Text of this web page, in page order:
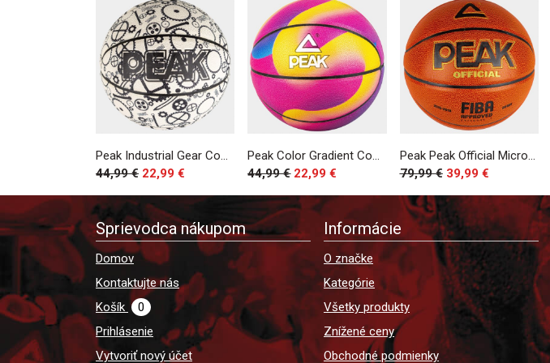
Peak Industrial Gear Composite Indoor/Outdoor Basketball Sz. 7 White/Black
44,99 € 22,99 €
Peak Color Gradient Composite Indoor/Outdoor Basketball Sz. 7 Rose
44,99 € 22,99 €
Peak Peak Official Microfiber Fiba Approved Indoor Match Ball Sz. 7 Brown
79,99 € 39,99 €
Sprievodca nákupom
Domov
Kontaktujte nás
Košík
0
Prihlásenie
Vytvoriť nový účet
Informácie
O značke
Kategórie
Všetky produkty
Znížené ceny
Obchodné podmienky